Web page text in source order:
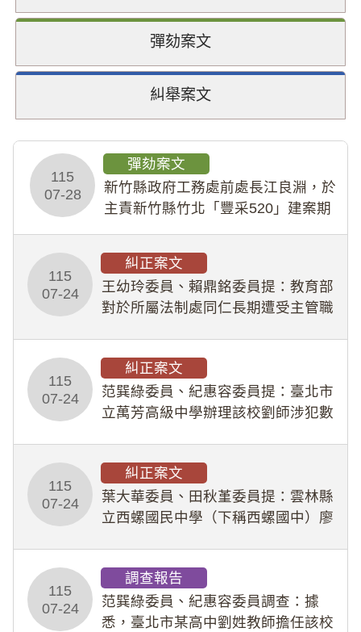
彈劾案文
糾舉案文
115
07-28
彈劾案文
新竹縣政府工務處前處長江良淵，於
主責新竹縣竹北「豐采520」建案期
幣1,483萬餘元，並長期收受建商餽
贈；復罔顧公共安全，圖利默許建商
於停工期間
115
07-24
糾正案文
王幼玲委員、賴鼎銘委員提：教育部
對於所屬法制處同仁長期遭受主管職
人員保障法」及「職業安全衛生法」
所定維護公務人員
115
07-24
糾正案文
范巽綠委員、紀惠容委員提：臺北市
立萬芳高級中學辦理該校劉師涉犯數
業把關與糾錯功能，不僅首份調查報
告漏未審酌師生不
115
07-24
糾正案文
葉大華委員、田秋堇委員提：雲林縣
立西螺國民中學（下稱西螺國中）廖
教羽球隊學生等行為，歷經該校校園
事件處理會議（下
115
07-24
調查報告
范巽綠委員、紀惠容委員調查：據
悉，臺北市某高中劉姓教師擔任該校